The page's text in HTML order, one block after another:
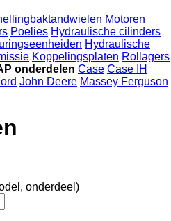
Motoren
Poelies Hydraulische cilinders
Hydraulische
Koppelingsplaten Rollagers
onderdelen Case Case IH
John Deere Massey Ferguson
onderdeel)